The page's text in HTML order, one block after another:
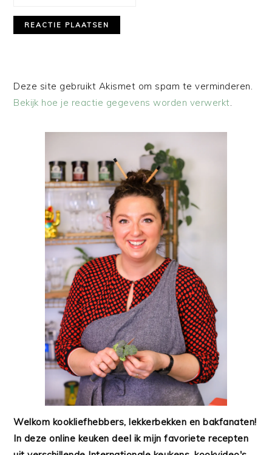
Deze site gebruikt Akismet om spam te verminderen.
Bekijk hoe je reactie gegevens worden verwerkt.
Welkom kookliefhebbers, lekkerbekken en bakfanaten!
In deze online keuken deel ik mijn favoriete recepten